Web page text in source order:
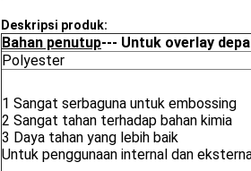
Deskripsi produk:
Bahan penutup--- Untuk overlay
Polyester
1 Sangat serbaguna untuk embossing
2 Sangat tahan terhadap bahan kimia
3 Daya tahan yang lebih baik
Untuk penggunaan internal dan